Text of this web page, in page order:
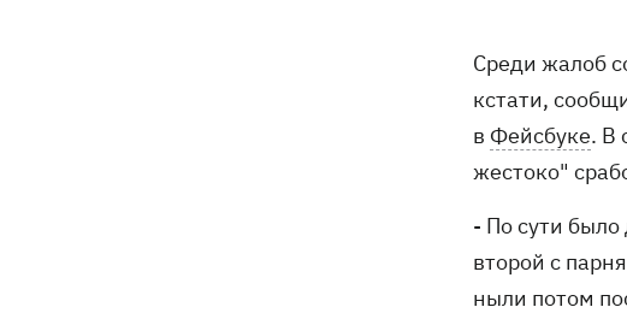
Среди жалоб
кстати,
в Фейсбуке. В
жестоко"
- По сути
второй с
ныли потом